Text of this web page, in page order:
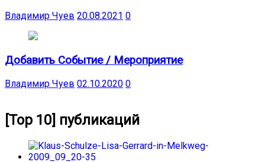
Владимир Чуев 20.08.2021 0
Добавить Событие / Мероприятие
Владимир Чуев 02.10.2020 0
[Top 10] публикаций